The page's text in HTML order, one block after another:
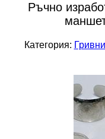
Ръчно
Категория: